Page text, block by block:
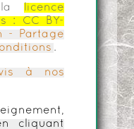
la
licence
:
CC BY-
- Partage
.
à nos
cliquant